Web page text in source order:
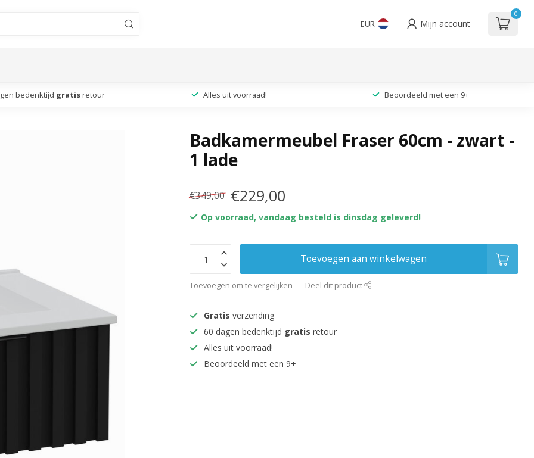
EUR Mijn account
0
bedenktijd gratis retour Alles uit voorraad! Beoordeeld met een 9+
Badkamermeubel Fraser 60cm - zwart -
1 lade
€349,00 €229,00
Op voorraad, vandaag besteld is dinsdag geleverd!
Toevoegen aan winkelwagen
Toevoegen om te vergelijken Deel dit product
Gratis verzending
60 dagen bedenktijd gratis retour
Alles uit voorraad!
Beoordeeld met een 9+